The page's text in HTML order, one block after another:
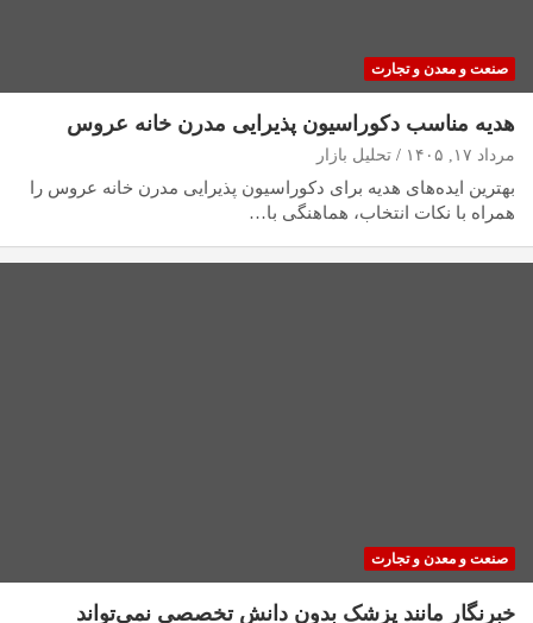
صنعت و معدن و تجارت
هدیه مناسب دکوراسیون پذیرایی مدرن خانه عروس
مرداد ۱۷, ۱۴۰۵ تحلیل بازار
بهترین ایده‌های هدیه برای دکوراسیون پذیرایی مدرن خانه عروس را
همراه با نکات انتخاب، هماهنگی با…
صنعت و معدن و تجارت
خبرنگار مانند پزشک بدون دانش تخصصی نمی‌تواند